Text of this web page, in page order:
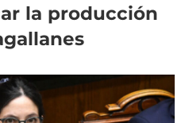
la producción